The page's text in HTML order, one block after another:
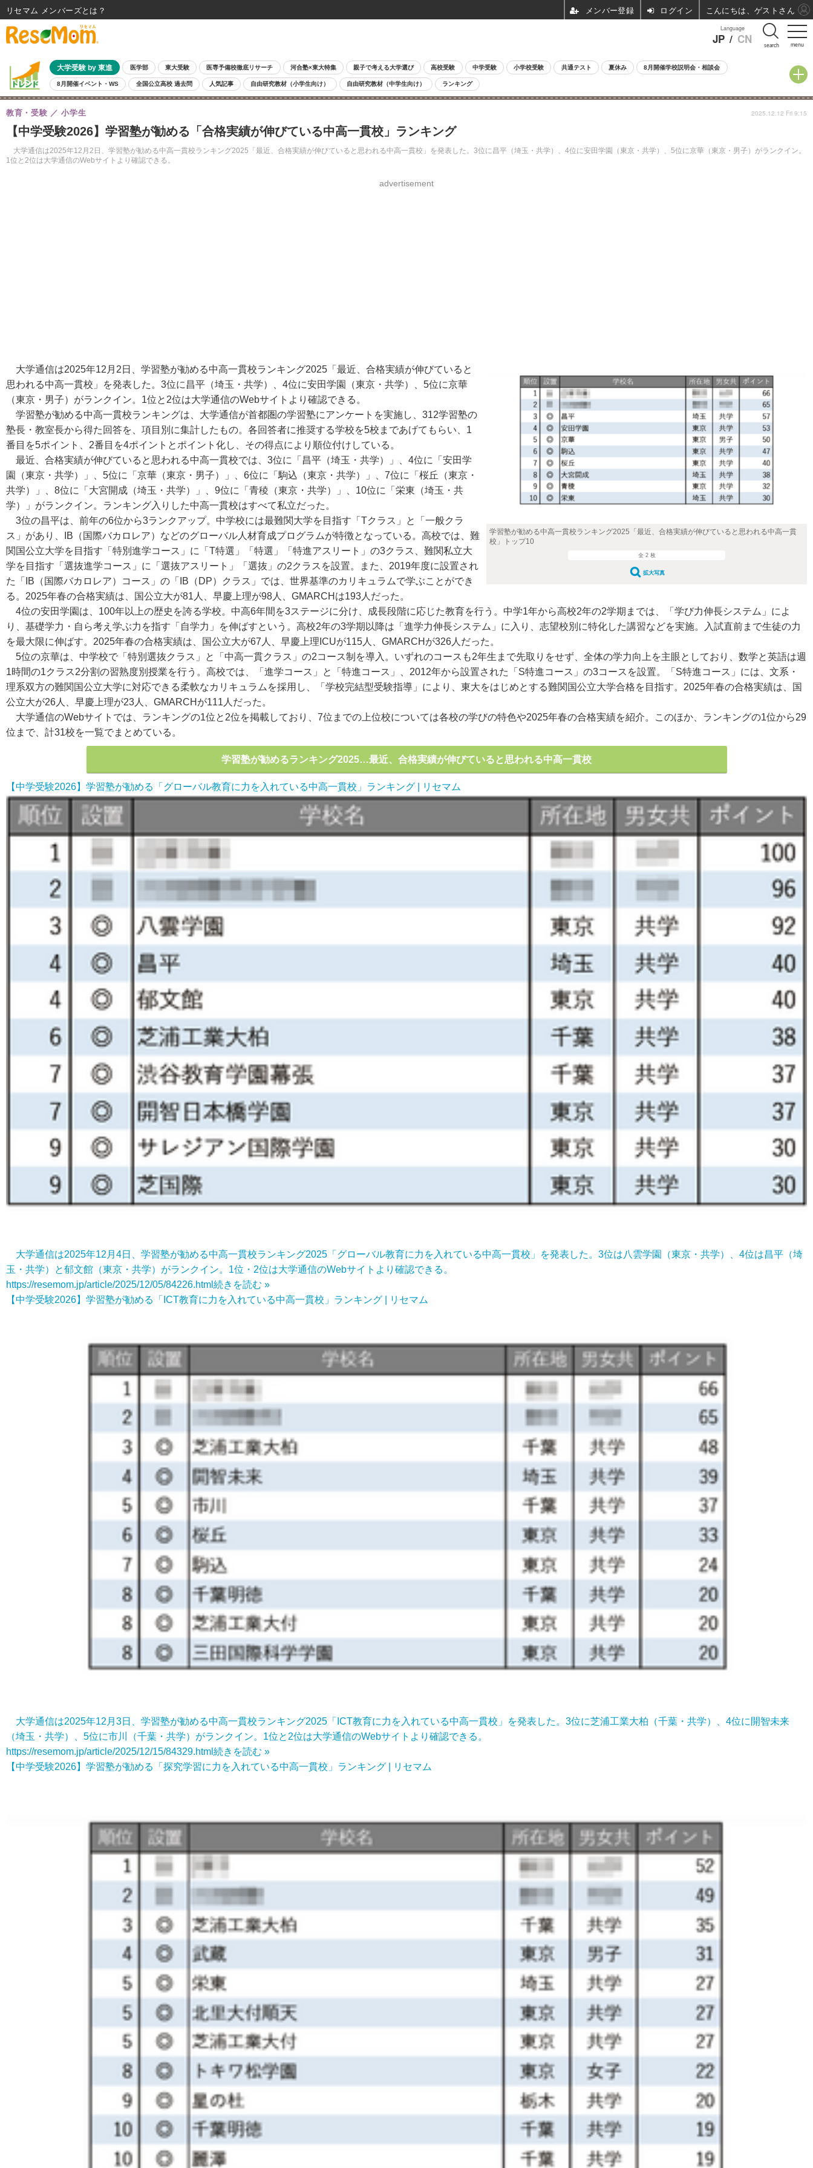
menu
Language
JP / CN search
大学受験 by 東進 医学部 東大受験 医専予備校徹底リサーチ 河合塾×東大特集 親子で考える大学選び 高校受験 中学受験 小学校受験 共通テスト 夏休み 8月開催学校説明会・相談会
8月開催イベント・WS 全国公立高校 過去問 人気記事 自由研究教材（小学生向け） 自由研究教材（中学生向け） ランキング
【中学受験2026】学習塾が勧める「合格実績が伸びている中高一貫校」ランキング
大学通信は2025年12月2日、学習塾が勧める中高一貫校ランキング2025「最近、合格実績が伸びていると思われる中高一貫校」を発表した。3位に昌平（埼玉・共学）、4位に安田学園（東京・共学）、5位に京華（東京・男子）がランクイン。
1位と2位は大学通信のWebサイトより確認できる。
教育・受験 小学生
advertisement
2025.12.12 Fri 9:15
学習塾が勧める中高一貫校ランキング2025「最近、合格実績が伸びていると思われる中高一貫
校」トップ10
全 2 枚
拡大写真
大学通信は2025年12月2日、学習塾が勧める中高一貫校ランキング2025「最近、合格実績が伸びていると
思われる中高一貫校」を発表した。3位に昌平（埼玉・共学）、4位に安田学園（東京・共学）、5位に京華
（東京・男子）がランクイン。1位と2位は大学通信のWebサイトより確認できる。
学習塾が勧める中高一貫校ランキングは、大学通信が首都圏の学習塾にアンケートを実施し、312学習塾の
塾長・教室長から得た回答を、項目別に集計したもの。各回答者に推奨する学校を5校まであげてもらい、1
番目を5ポイント、2番目を4ポイントとポイント化し、その得点により順位付けしている。
最近、合格実績が伸びていると思われる中高一貫校では、3位に「昌平（埼玉・共学）」、4位に「安田学
園（東京・共学）」、5位に「京華（東京・男子）」、6位に「駒込（東京・共学）」、7位に「桜丘（東京・
共学）」、8位に「大宮開成（埼玉・共学）」、9位に「青稜（東京・共学）」、10位に「栄東（埼玉・共
学）」がランクイン。ランキング入りした中高一貫校はすべて私立だった。
3位の昌平は、前年の6位から3ランクアップ。中学校には最難関大学を目指す「Tクラス」と「一般クラ
ス」があり、IB（国際バカロレア）などのグローバル人材育成プログラムが特徴となっている。高校では、難
関国公立大学を目指す「特別進学コース」に「T特選」「特選」「特進アスリート」の3クラス、難関私立大
学を目指す「選抜進学コース」に「選抜アスリート」「選抜」の2クラスを設置。また、2019年度に設置され
た「IB（国際バカロレア）コース」の「IB（DP）クラス」では、世界基準のカリキュラムで学ぶことができ
る。2025年春の合格実績は、国公立大が81人、早慶上理が98人、GMARCHは193人だった。
4位の安田学園は、100年以上の歴史を誇る学校。中高6年間を3ステージに分け、成長段階に応じた教育を行う。中学1年から高校2年の2学期までは、「学び力伸長システム」によ
り、基礎学力・自ら考え学ぶ力を指す「自学力」を伸ばすという。高校2年の3学期以降は「進学力伸長システム」に入り、志望校別に特化した講習などを実施。入試直前まで生徒の力
を最大限に伸ばす。2025年春の合格実績は、国公立大が67人、早慶上理ICUが115人、GMARCHが326人だった。
5位の京華は、中学校で「特別選抜クラス」と「中高一貫クラス」の2コース制を導入。いずれのコースも2年生まで先取りをせず、全体の学力向上を主眼としており、数学と英語は週
1時間の1クラス2分割の習熟度別授業を行う。高校では、「進学コース」と「特進コース」、2012年から設置された「S特進コース」の3コースを設置。「S特進コース」には、文系・
理系双方の難関国公立大学に対応できる柔軟なカリキュラムを採用し、「学校完結型受験指導」により、東大をはじめとする難関国公立大学合格を目指す。2025年春の合格実績は、国
公立大が26人、早慶上理が23人、GMARCHが111人だった。
大学通信のWebサイトでは、ランキングの1位と2位を掲載しており、7位までの上位校については各校の学びの特色や2025年春の合格実績を紹介。このほか、ランキングの1位から29
位まで、計31校を一覧でまとめている。
学習塾が勧めるランキング2025…最近、合格実績が伸びていると思われる中高一貫校
【中学受験2026】学習塾が勧める「グローバル教育に力を入れている中高一貫校」ランキング | リセマム
大学通信は2025年12月4日、学習塾が勧める中高一貫校ランキング2025「グローバル教育に力を入れている中高一貫校」を発表した。3位は八雲学園（東京・共学）、4位は昌平（埼
玉・共学）と郁文館（東京・共学）がランクイン。1位・2位は大学通信のWebサイトより確認できる。
https://resemom.jp/article/2025/12/05/84226.html 続きを読む »
【中学受験2026】学習塾が勧める「ICT教育に力を入れている中高一貫校」ランキング | リセマム
大学通信は2025年12月3日、学習塾が勧める中高一貫校ランキング2025「ICT教育に力を入れている中高一貫校」を発表した。3位に芝浦工業大柏（千葉・共学）、4位に開智未来
（埼玉・共学）、5位に市川（千葉・共学）がランクイン。1位と2位は大学通信のWebサイトより確認できる。
https://resemom.jp/article/2025/12/15/84329.html 続きを読む »
【中学受験2026】学習塾が勧める「探究学習に力を入れている中高一貫校」ランキング | リセマム
リセマム メンバーズ ログイン こんにちは、ゲストさん